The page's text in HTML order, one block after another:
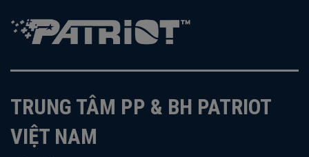
TRUNG TÂM PP & BH PATRIOT
VIỆT NAM